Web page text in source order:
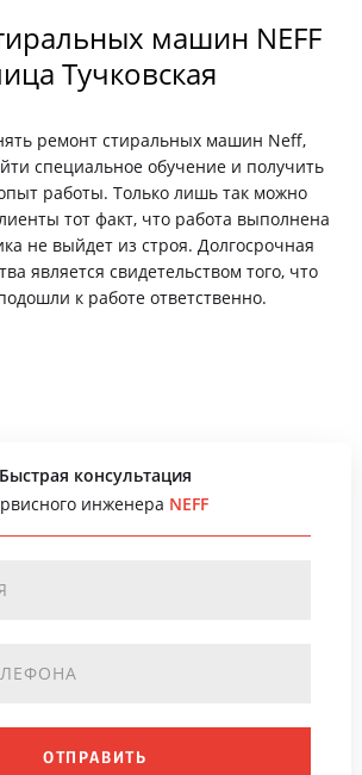
машин NEFF
Тучковская
ремонт стиральных машин Neff,
специальное обучение и получить
работы. Только лишь так можно
тот факт, что работа выполнена
не выйдет из строя. Долгосрочная
является свидетельством того, что
к работе ответственно.
Быстрая консультация
инженера NEFF
ОТПРАВИТЬ